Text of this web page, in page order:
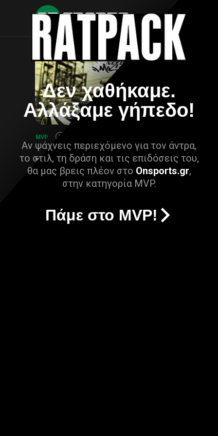
Δεν χαθήκαμε.
Αλλάξαμε γήπεδο!
Αν ψάχνεις περιεχόμενο για τον άντρα,
το στιλ, τη δράση και τις επιδόσεις του,
θα μας βρεις πλέον στο Onsports.gr,
στην κατηγορία MVP.
Πάμε στο MVP!